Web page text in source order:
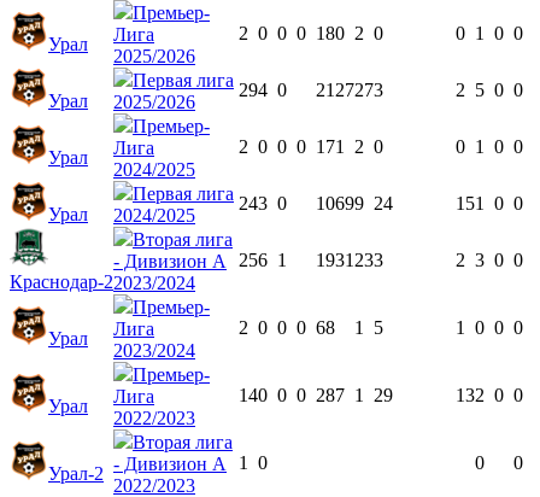
Урал
Премьер-
Лига
2025/2026
2 0 0 0 180 2 0 0 1 0 0
Урал
Первая лига
2025/2026
294 0 2127273 2 5 0 0
Урал
Премьер-
Лига
2024/2025
2 0 0 0 171 2 0 0 1 0 0
Урал
Первая лига
2024/2025
243 0 10699 24 151 0 0
Краснодар-2
Вторая лига
- Дивизион А
2023/2024
256 1 1931 233 2 3 0 0
Урал
Премьер-
Лига
2023/2024
2 0 0 0 68 1 5 1 0 0 0
Урал
Премьер-
Лига
2022/2023
140 0 0 287 1 29 132 0 0
Урал-2
Вторая лига
- Дивизион А
2022/2023
1 0 0 0